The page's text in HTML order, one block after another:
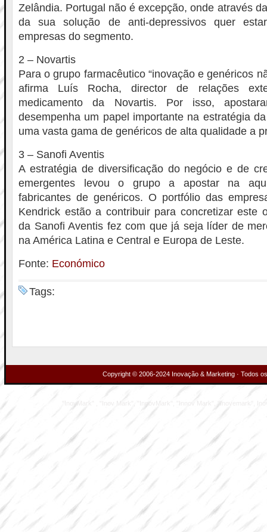
Zelândia. Portugal não é excepção, onde através
da sua solução de anti-depressivos quer
empresas do segmento.
2 – Novartis
Para o grupo farmacêutico “inovação e genéricos
afirma Luís Rocha, director de relações
medicamento da Novartis. Por isso,
desempenha um papel importante na estratégia
uma vasta gama de genéricos de alta qualidade a
3 – Sanofi Aventis
A estratégia de diversificação do negócio e de
emergentes levou o grupo a apostar na
fabricantes de genéricos. O portfólio das
Kendrick estão a contribuir para concretizar este
da Sanofi Aventis fez com que já seja líder de
na América Latina e Central e Europa de Leste.
Fonte: Económico
Tags:
Copyright © 2006-2024 Inovação & Marketing · Todos
"InovMark" , "Inov Mark", "InnovMark", "Innov Mark", "Inovemark",